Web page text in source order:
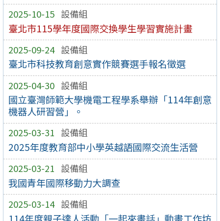
2025-10-15 設備組
臺北市115學年度國際交換學生學習實施計畫
2025-09-24 設備組
臺北市科技教育創意實作競賽選手報名徵選
2025-04-30 設備組
國立臺灣師範大學機電工程學系舉辦「114年創意
機器人研習營」。
2025-03-31 設備組
2025年度教育部中小學英越語國際交流生活營
2025-03-21 設備組
我國青年國際移動力大調查
2025-03-14 設備組